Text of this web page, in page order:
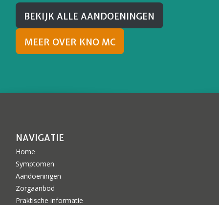
BEKIJK ALLE AANDOENINGEN
MEER OVER KNO MC
NAVIGATIE
Home
Symptomen
Aandoeningen
Zorgaanbod
Praktische informatie